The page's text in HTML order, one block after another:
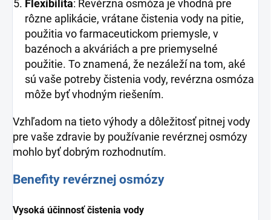
Flexibilita: Revérzna osmóza je vhodná pre
rôzne aplikácie, vrátane čistenia vody na pitie,
použitia vo farmaceutickom priemysle, v
bazénoch a akváriách a pre priemyselné
použitie. To znamená, že nezáleží na tom, aké
sú vaše potreby čistenia vody, revérzna osmóza
môže byť vhodným riešením.
Vzhľadom na tieto výhody a dôležitosť pitnej vody
pre vaše zdravie by používanie revérznej osmózy
mohlo byť dobrým rozhodnutím.
Benefity revérznej osmózy
Vysoká účinnosť čistenia vody